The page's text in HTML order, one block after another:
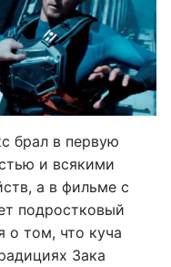
брал в первую
и всякими
а в фильме с
подростковый
о том, что куча
Зака